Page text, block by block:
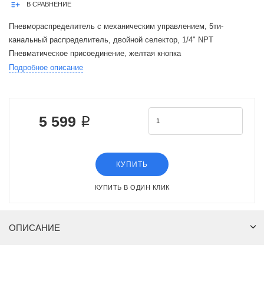
В СРАВНЕНИЕ
Пневмораспределитель с механическим управлением, 5ти-
канальный распределитель, двойной селектор, 1/4" NPT
Пневматическое присоединение, желтая кнопка
Подробное описание
5 599 ₽
КУПИТЬ
КУПИТЬ В ОДИН КЛИК
ОПИСАНИЕ